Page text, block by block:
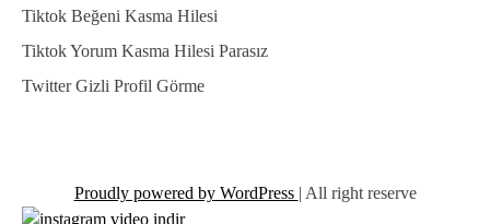
i
n
Tiktok Beğeni Kasma Hilesi
Tiktok Yorum Kasma Hilesi Parasız
Twitter Gizli Profil Görme
Proudly powered by WordPress | All right reserve